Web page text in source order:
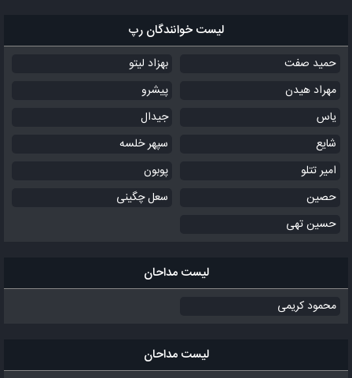
لیست خوانندگان رپ
حمید صفت
بهزاد لیتو
مهراد هیدن
پیشرو
یاس
جیدال
شایع
سپهر خلسه
امیر تتلو
پوبون
حصین
سعل چگینی
حسین تهی
لیست مداحان
محمود کریمی
لیست مداحان